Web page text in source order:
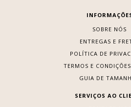
SOBRE NÓS
ENTREGAS E
POLÍTICA DE
TERMOS E
GUIA DE
SERVIÇOS AO